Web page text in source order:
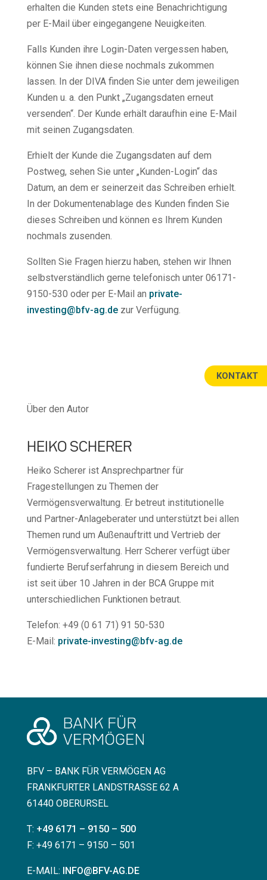
erhalten die Kunden stets eine Benachrichtigung
per E-Mail über eingegangene Neuigkeiten.
Falls Kunden ihre Login-Daten vergessen haben,
können Sie ihnen diese nochmals zukommen
lassen. In der DIVA finden Sie unter dem jeweiligen
Kunden u. a. den Punkt „Zugangsdaten erneut
versenden“. Der Kunde erhält daraufhin eine E-Mail
mit seinen Zugangsdaten.
Erhielt der Kunde die Zugangsdaten auf dem
Postweg, sehen Sie unter „Kunden-Login“ das
Datum, an dem er seinerzeit das Schreiben erhielt.
In der Dokumentenablage des Kunden finden Sie
dieses Schreiben und können es Ihrem Kunden
nochmals zusenden.
Sollten Sie Fragen hierzu haben, stehen wir Ihnen
selbstverständlich gerne telefonisch unter 06171-
9150-530 oder per E-Mail an private-
investing@bfv-ag.dezur Verfügung.
Über den Autor
HEIKO SCHERER
Heiko Scherer ist Ansprechpartner für
Fragestellungen zu Themen der
Vermögensverwaltung. Er betreut institutionelle
und Partner-Anlageberater und unterstützt bei allen
Themen rund um Außenauftritt und Vertrieb der
Vermögensverwaltung. Herr Scherer verfügt über
fundierte Berufserfahrung in diesem Bereich und
ist seit über 10 Jahren in der BCA Gruppe mit
unterschiedlichen Funktionen betraut.
Telefon: +49 (0 61 71) 91 50-530
E-Mail: private-investing@bfv-ag.de
KONTAKT
BFV – BANK FÜR VERMÖGEN AG
FRANKFURTER LANDSTRASSE 62 A
61440 OBERURSEL
T: +49 6171 – 9150 – 500
F: +49 6171 – 9150 – 501
E-MAIL: INFO@BFV-AG.DE